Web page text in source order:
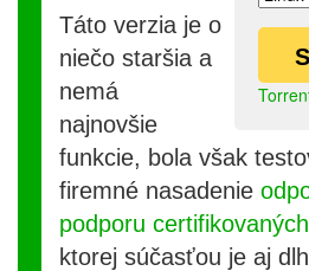
Táto verzia je o
niečo staršia a
nemá
najnovšie
funkcie, bola však
firemné nasadenie
podporu
ktorej súčasťou je aj